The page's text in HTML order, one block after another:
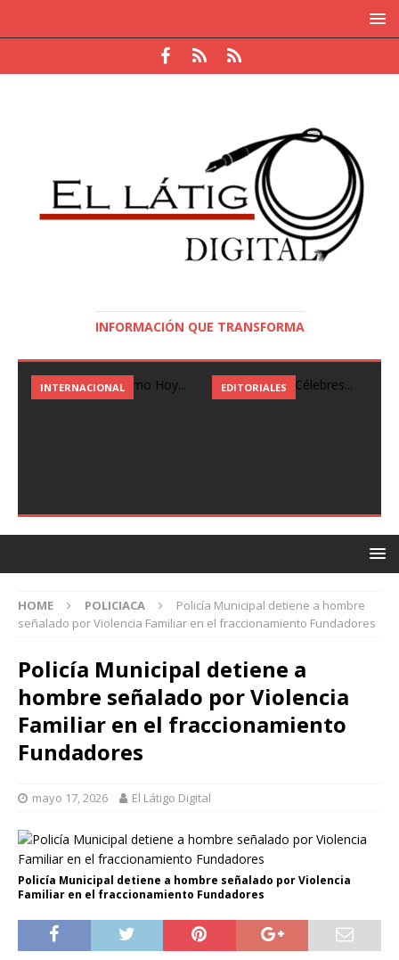
INFORMACIÓN QUE TRANSFORMA
INTERNACIONAL EDITORIALES
HOME POLICIACA
Policía Municipal detiene a hombre
señalado por Violencia Familiar en el fraccionamiento Fundadores
Policía Municipal detiene a
hombre señalado por Violencia
Familiar en el fraccionamiento
Fundadores
mayo 17, 2026 El Látigo Digital
Policía Municipal detiene a hombre señalado por Violencia
Familiar en el fraccionamiento Fundadores